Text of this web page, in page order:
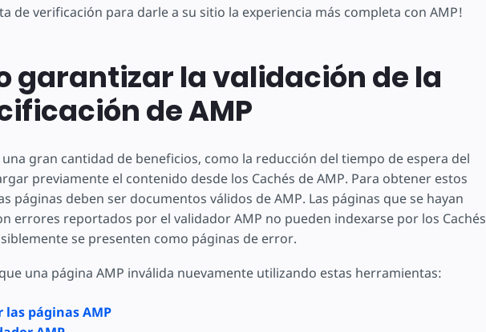
a crear
de verificación para darle a su sitio la experiencia más completa con AMP!
garantizar la validación de la
de AMP
una gran cantidad de beneficios, como la reducción del tiempo de espera del
previamente el contenido desde los Cachés de AMP. Para obtener estos
páginas deben ser documentos válidos de AMP. Las páginas que se hayan
errores reportados por el validador AMP no pueden indexarse por los Cachés
se presenten como páginas de error.
una página AMP inválida nuevamente utilizando estas herramientas:
las páginas AMP